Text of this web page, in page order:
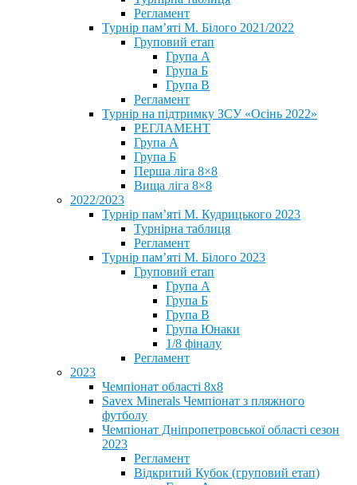
Регламент
Турнір пам’яті М. Білого 2021/2022
Груповий етап
Група А
Група Б
Група В
Регламент
Турнір на підтримку ЗСУ «Осінь 2022»
РЕГЛАМЕНТ
Група А
Група Б
Перша ліга 8×8
Вища ліга 8×8
2022/2023
Турнір пам’яті М. Кудрицького 2023
Турнірна таблиця
Регламент
Турнір пам’яті М. Білого 2023
Груповий етап
Група А
Група Б
Група В
Група Юнаки
1/8 фіналу
Регламент
2023
Чемпіонат області 8х8
Savex Minerals Чемпіонат з пляжного
футболу
Чемпіонат Дніпропетровської області сезон
2023
Регламент
Відкритий Кубок (груповий етап)